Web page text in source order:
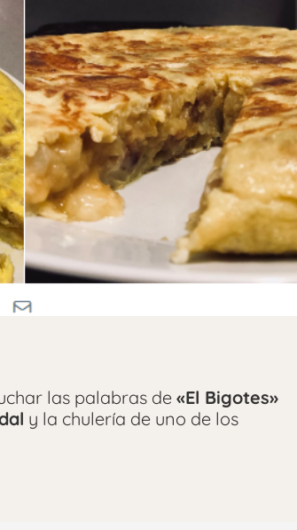
las palabras de «El Bigotes»
y la chulería de uno de los